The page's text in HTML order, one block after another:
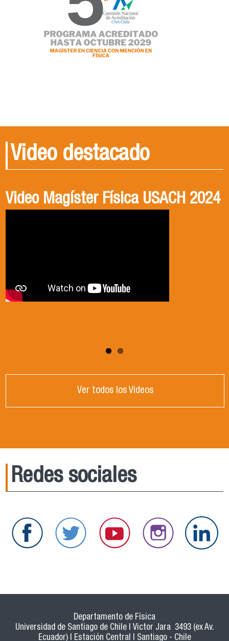
Video destacado
Video Magíster Física USACH 2024
Video Doctorado Física USACH
Ver todos los Videos
Redes sociales
Departamento de Física
Universidad de Santiago de Chile | Victor Jara 3493 (ex Av.
Ecuador) | Estación Central | Santiago - Chile